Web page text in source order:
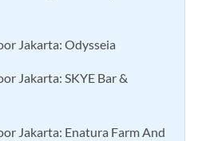
Jakarta: Odysseia
Jakarta: SKYE Bar &
Jakarta: Enatura Farm And